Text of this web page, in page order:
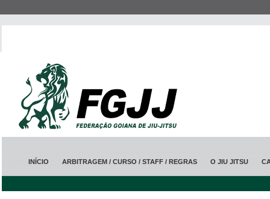
INÍCIO ARBITRAGEM / CURSO / STAFF / REGRAS O JIU JITSU